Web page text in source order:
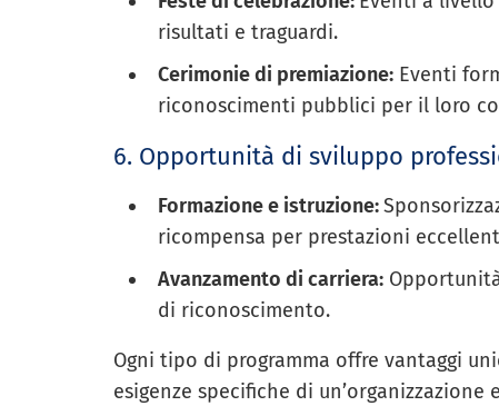
risultati e traguardi.
Cerimonie di premiazione: Eventi
riconoscimenti pubblici per il loro
6. Opportunità di sviluppo
Formazione e istruzione:
ricompensa per prestazioni
Avanzamento di carriera:
di riconoscimento.
Ogni tipo di programma offre vantaggi
esigenze specifiche di